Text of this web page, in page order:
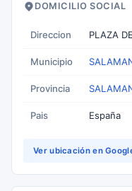
DOMICILIO SOCIAL
Direccion PLAZA
Municipio
Provincia
Pais España
Ver ubicación en